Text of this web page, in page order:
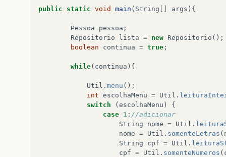
return ;
public static String somenteLetras String
verificaDigitoInteiroString
str
Util . leituraString
str
String somenteNumeros
verificaDigitoInteiroString
leituraString
public static void main ( String args ){
Pessoa pessoa ;
Repositorio
lista = new Repositorio ();
boolean
continua = true ;
while( continua ){
Util . menu ();
int escolhaMenu = Util .
switch
( escolhaMenu )
{
case 1 : //adicionar
String
nome = Util .
nome = Util . somenteLetras (
String
cpf = Util .
cpf = Util . somenteNumeros (